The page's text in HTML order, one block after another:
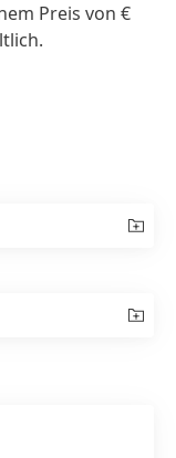
Preis von €